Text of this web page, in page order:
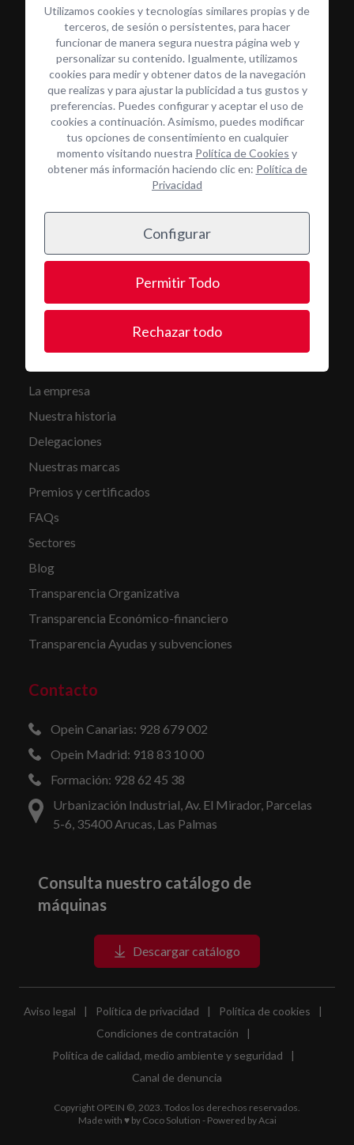
Servicios
Alquiler
Mantenimiento y reparación
Limpieza
Servicio de combustible
Transporte
Repuestos y Consumibles
Formación
Conócenos
La empresa
Nuestra historia
Delegaciones
Nuestras marcas
Premios y certificados
FAQs
Sectores
Blog
Transparencia Organizativa
Transparencia Económico-financiero
Transparencia Ayudas y subvenciones
Contacto
Opein Canarias: 928 679 002
Opein Madrid: 918 83 10 00
Formación: 928 62 45 38
Urbanización Industrial, Av. El Mirador, Parcelas
5-6, 35400 Arucas, Las Palmas
Consulta nuestro catálogo de
máquinas
Descargar catálogo
Aviso legal | Política de privacidad | Política de cookies
|
Condiciones de contratación
|
Política de calidad, medio ambiente y seguridad
|
Canal de denuncia
Copyright OPEIN ©, 2023. Todos los derechos reservados.
Made with ♥ by Coco Solution - Powered byAcai
Utilizamos cookies y tecnologías similares propias y de
terceros, de sesión o persistentes, para hacer
funcionar de manera segura nuestra página web y
personalizar su contenido. Igualmente, utilizamos
cookies para medir y obtener datos de la navegación
que realizas y para ajustar la publicidad a tus gustos y
preferencias. Puedes configurar y aceptar el uso de
cookies a continuación. Asimismo, puedes modificar
tus opciones de consentimiento en cualquier
momento visitando nuestra Política de Cookies y
obtener más información haciendo clic en: Política de
Privacidad
Configurar
Permitir Todo
Rechazar todo